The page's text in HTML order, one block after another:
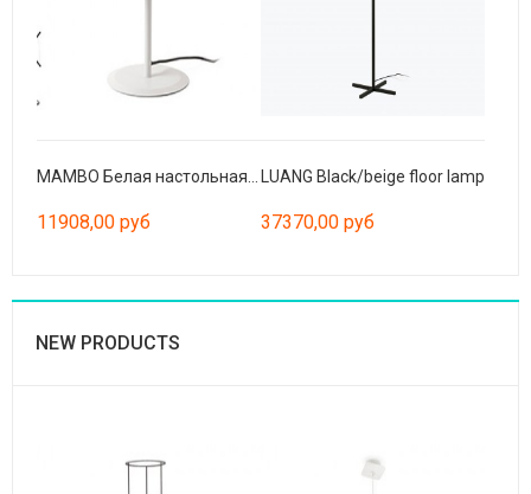
11908,00 руб
LUANG Black/beige floor lamp
37370,00 руб
NEW PRODUCTS